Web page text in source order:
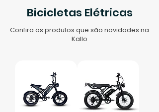
Bicicletas Elétricas
Confira os produtos que são novidades na
Kallo